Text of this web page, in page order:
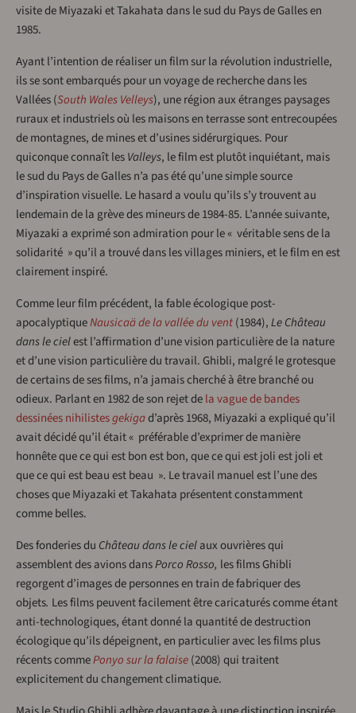
visite de Miyazaki et Takahata dans le sud du Pays de Galles en
1985.
Ayant l’intention de réaliser un film sur la révolution industrielle,
ils se sont embarqués pour un voyage de recherche dans les
Vallées (South Wales Velleys), une région aux étranges paysages
ruraux et industriels où les maisons en terrasse sont entrecoupées
de montagnes, de mines et d’usines sidérurgiques. Pour
quiconque connaît lesValleys, le film est plutôt inquiétant, mais
le sud du Pays de Galles n’a pas été qu’une simple source
d’inspiration visuelle. Le hasard a voulu qu’ils s’y trouvent au
lendemain de la grève des mineurs de 1984-85. L’année suivante,
Miyazaki a exprimé son admiration pour le « véritable sens de la
solidarité » qu’il a trouvé dans les villages miniers, et le film en est
clairement inspiré.
Comme leur film précédent, la fable écologique post-
apocalyptiqueNausicaä de la vallée du vent(1984),Le Château
dans le cielest l’affirmation d’une vision particulière de la nature
et d’une vision particulière du travail. Ghibli, malgré le grotesque
de certains de ses films, n’a jamais cherché à être branché ou
odieux. Parlant en 1982 de son rejet dela vague de bandes
dessinées nihilistesgekigad’après 1968, Miyazaki a expliqué qu’il
avait décidé qu’il était « préférable d’exprimer de manière
honnête que ce qui est bon est bon, que ce qui est joli est joli et
que ce qui est beau est beau ». Le travail manuel est l’une des
choses que Miyazaki et Takahata présentent constamment
comme belles.
Des fonderies du Château dans le cielaux ouvrières qui
assemblent des avions dansPorco Rosso, les films Ghibli
regorgent d’images de personnes en train de fabriquer des
objets. Les films peuvent facilement être caricaturés comme étant
anti-technologiques, étant donné la quantité de destruction
écologique qu’ils dépeignent, en particulier avec les films plus
récents commePonyo sur la falaise(2008) qui traitent
explicitement du changement climatique.